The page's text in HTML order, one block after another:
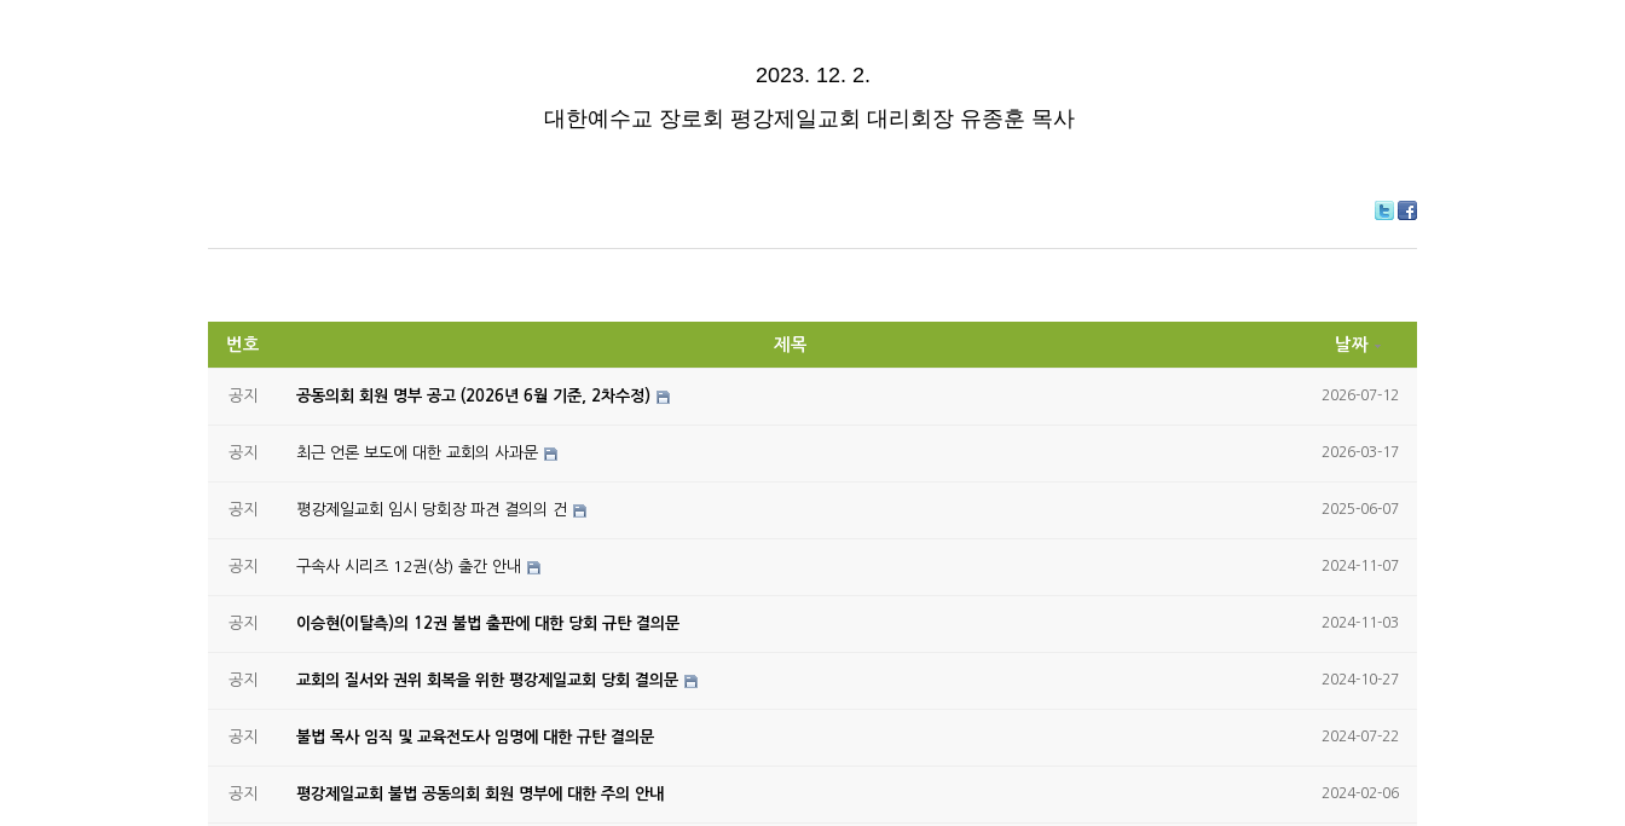
2023. 12. 2.
대한예수교 장로회 평강제일교회 대리회장 유종훈 목사
itte ce
번호 제목 날짜
공지 공동의회 회원 명부 공고 (2026년 6월 기준, 2차수정) 2026-07-12
공지 최근 언론 보도에 대한 교회의 사과문 2026-03-17
공지 평강제일교회 임시 당회장 파견 결의의 건 2025-06-07
공지 구속사 시리즈 12권(상) 출간 안내 2024-11-07
공지 이승현(이탈측)의 12권 불법 출판에 대한 당회 규탄 결의문 2024-11-03
공지 교회의 질서와 권위 회복을 위한 평강제일교회 당회 결의문 2024-10-27
공지 불법 목사 임직 및 교육전도사 임명에 대한 규탄 결의문 2024-07-22
공지 평강제일교회 불법 공동의회 회원 명부에 대한 주의 안내 2024-02-06